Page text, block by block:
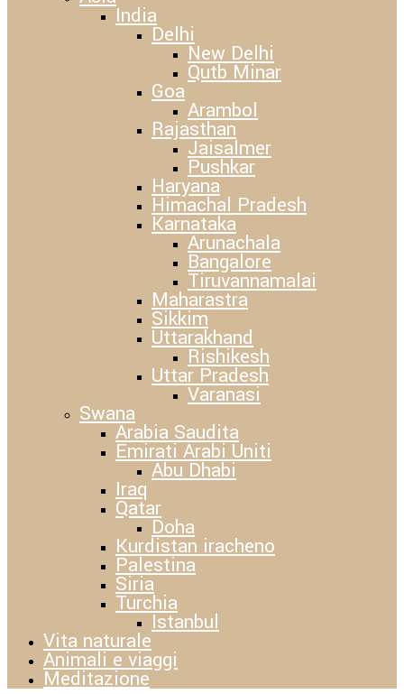
India
Delhi
New Delhi
Qutb Minar
Goa
Arambol
Rajasthan
Jaisalmer
Pushkar
Haryana
Himachal Pradesh
Karnataka
Arunachala
Bangalore
Tiruvannamalai
Maharastra
Sikkim
Uttarakhand
Rishikesh
Uttar Pradesh
Varanasi
Swana
Arabia Saudita
Emirati Arabi Uniti
Abu Dhabi
Iraq
Qatar
Doha
Kurdistan iracheno
Palestina
Siria
Turchia
Istanbul
Vita naturale
Animali e viaggi
Meditazione